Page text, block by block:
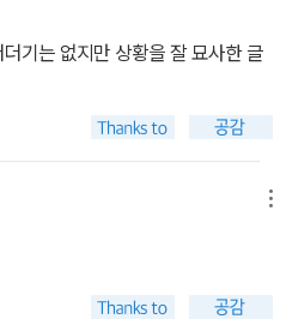
기는 없지만 상황을 잘 묘사한 글